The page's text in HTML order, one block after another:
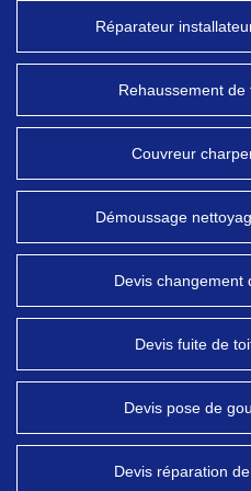
Réparateur
Rehaussement
Couvreur
Démoussage
Devis changement
Devis fuite de
Devis pose de
Devis réparation